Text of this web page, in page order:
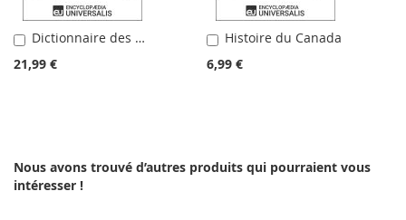
Dictionnaire des Explorateurs et des Voyageurs
21,99 €
Ajouter
au
panier
Histoire du Canada
6,99 €
Ajouter
au
panier
Nous avons trouvé d’autres produits qui pourraient vous
intéresser !